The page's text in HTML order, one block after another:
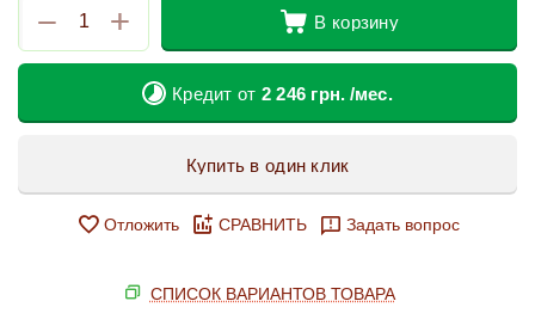
+
− В корзину
Кредит от 2 246 грн. /мес.
Купить в один клик
Отложить СРАВНИТЬ Задать вопрос
СПИСОК ВАРИАНТОВ ТОВАРА